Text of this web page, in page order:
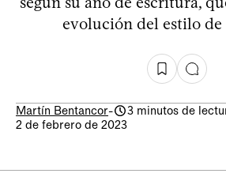
evolución del estilo de
Martín Bentancor-
3 minutos de
2 de febrero de 2023